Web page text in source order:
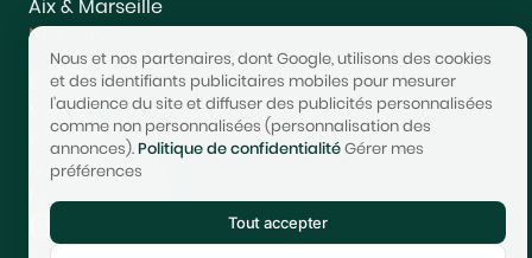
Aix & Marseille
Nos services
Estimer
Vendre
Acheter
Nous rejoindre
Nous contacter
© 2017-2025 STONEO | Tech & Website powered byAvest
Nous et nos partenaires, dont Google, utilisons des cookies
et des identifiants publicitaires mobiles pour mesurer
l'audience du site et diffuser des publicités personnalisées
comme non personnalisées (personnalisation des
annonces).Politique de confidentialitéGérer mes
préférences
Tout accepter